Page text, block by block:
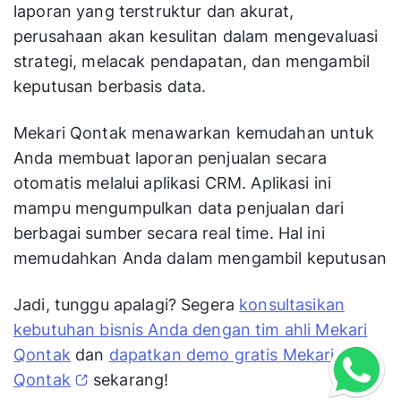
laporan yang terstruktur dan akurat,
perusahaan akan kesulitan dalam mengevaluasi
strategi, melacak pendapatan, dan mengambil
keputusan berbasis data.
Mekari Qontak menawarkan kemudahan untuk
Anda membuat laporan penjualan secara
otomatis melalui aplikasi CRM. Aplikasi ini
mampu mengumpulkan data penjualan dari
berbagai sumber secara real time. Hal ini
memudahkan Anda dalam mengambil keputusan
Jadi, tunggu apalagi? Segera konsultasikan
kebutuhan bisnis Anda dengan tim ahli Mekari
Qontak dan dapatkan demo gratis Mekari
Qontak
sekarang!